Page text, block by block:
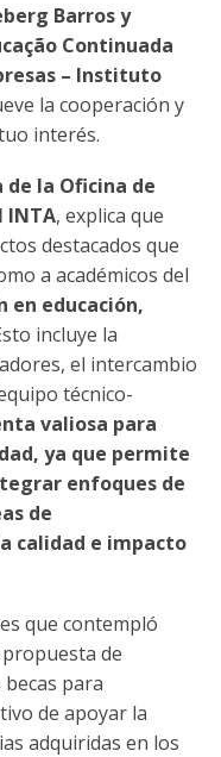
Barros y
Continuada
– Instituto
la cooperación y
interés.
la Oficina de
INTA, explica que
destacados que
a académicos del
en educación,
incluye la
el intercambio
técnico-
valiosa para
ya que permite
enfoques de
de
calidad e impacto
que contempló
de
para
de apoyar la
adquiridas en los